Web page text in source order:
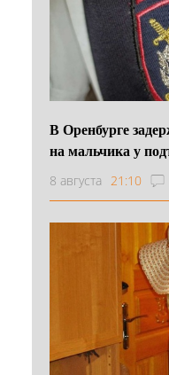
В Оренбурге
на мальчика у
8 августа 21:10